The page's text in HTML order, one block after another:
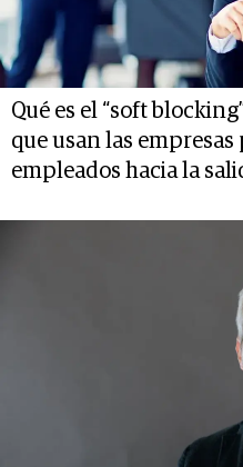
Qué es el “soft
que usan las
empleados hacia la